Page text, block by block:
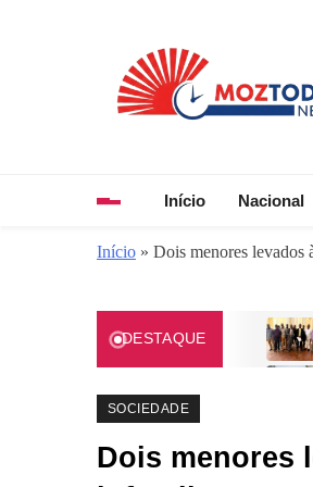
Início Nacional
Início » Dois menores levados
DESTAQUE
SOCIEDADE
Dois menores